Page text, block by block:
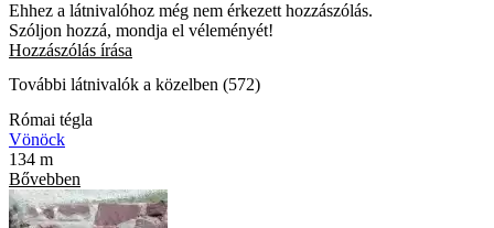
Ehhez a látnivalóhoz még nem érkezett hozzászólás.
Szóljon hozzá, mondja el véleményét!
Hozzászólás írása
További látnivalók a közelben (572)
Római tégla
Vönöck
134 m
Bővebben